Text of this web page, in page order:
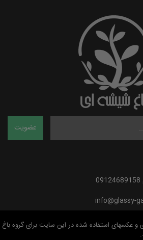
عکسهای استفاده شده در این سایت برای گروه باغ